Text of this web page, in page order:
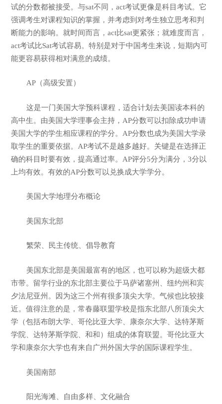
试的分数都被接受。与sat不同，act考试更像是科目考试。它
强调考生对课程知识的掌握，并考虑到对考生独立思考和判
断能力的影响。就时间而言，act比sat更紧张；就难度而言，
act考试比Sat考试容易。特别是对于中国考生来说，短期内可
能更容易获得相对满意的成绩。
AP（高级安置）
这是一门美国大学预科课程，适合计划去美国读本科的
高中生。由美国大学理事会主持，AP分数可以扣除成功申请
美国大学的学生相应课程的学分。AP分数也成为美国大学录
取学生的重要依据。AP考试不是越多越好。关键是在选择正
确的科目时要有效，提高通过率。AP评分5分为满分，3分以
上均有效。有效的AP分数可以兑换成大学学分。
美国大学地理分布概论
美国东北部
繁荣、民主传统、倡导教育
美国东北部是美国最富有的地区，也可以称为超级大都
市带。留学行业的东北部主要位于马萨诸塞州、纽约州和宾
夕法尼亚州。因为这三个州有很多顶尖大学。气候也比较接
近。值得注意的是，常春藤联盟学校是指东北部八所顶尖大
学（包括布朗大学、哥伦比亚大学、康奈尔大学、达特茅斯
学院、达特茅斯学院、和和）组成的体育联盟。哥伦比亚大
学和康奈尔大学也有来自广州外国大学的国际课程学生。
美国南部
阳光海滩、自由多样、文化融合